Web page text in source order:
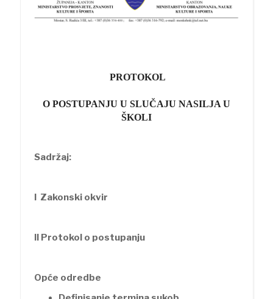
PROTOKOL
O POSTUPANJU U SLUČAJU NASILJA U
ŠKOLI
Sadržaj:
I Zakonski okvir
II Protokol o postupanju
Opće odredbe